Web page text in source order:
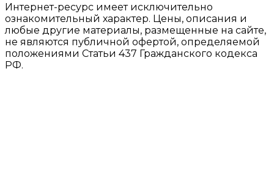
Интернет-ресурс имеет исключительно
ознакомительный характер. Цены, описания и
любые другие материалы, размещенные на сайте,
не являются публичной офертой, определяемой
положениями Статьи 437 Гражданского кодекса
РФ.